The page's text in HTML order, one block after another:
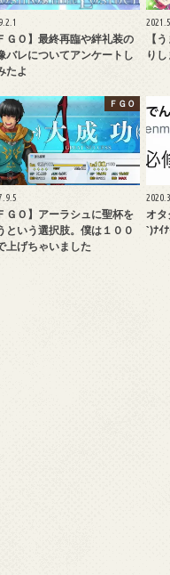
ＧＯ】最終再臨や絆礼装の
バレについてアンケートし
たよ
【
り
ＦＧＯ
ＧＯ】アーラシュに聖杯を
という選択肢。僕は１００
上げちゃいました
オ
`)ﾅｲ